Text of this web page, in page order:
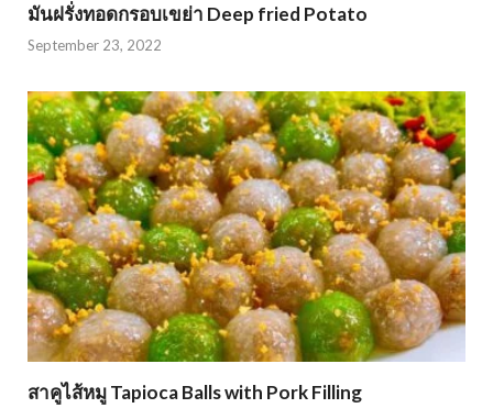
มันฝรั่งทอดกรอบเขย่า Deep fried Potato
September 23, 2022
สาคูไส้หมู Tapioca Balls with Pork Filling